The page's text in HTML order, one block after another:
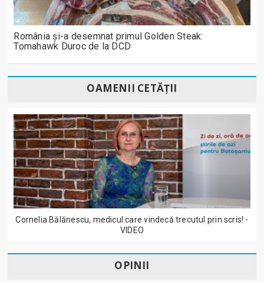
România și-a desemnat primul Golden Steak:
Tomahawk Duroc de la DCD
OAMENII CETĂȚII
Cornelia Bălănescu, medicul care vindecă trecutul prin scris! -
VIDEO
OPINII